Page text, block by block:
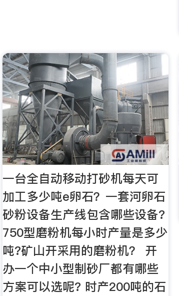
一台全自动移动打砂机每天可
加工多少吨e卵石？一套河卵石
砂粉设备生产线包含哪些设备?
750型磨粉机每小时产量是多少
吨?矿山开采用的磨粉机？ 开
办一个中小型制砂厂都有哪些
方案可以选呢? 时产200吨的石